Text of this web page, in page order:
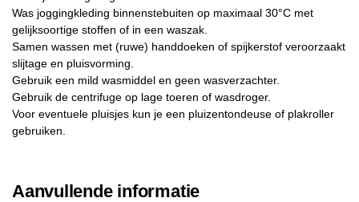
Was joggingkleding binnenstebuiten op maximaal 30°C met
gelijksoortige stoffen of in een waszak.
Samen wassen met (ruwe) handdoeken of spijkerstof veroorzaakt
slijtage en pluisvorming.
Gebruik een mild wasmiddel en geen wasverzachter.
Gebruik de centrifuge op lage toeren of wasdroger.
Voor eventuele pluisjes kun je een pluizentondeuse of plakroller
gebruiken.
Aanvullende informatie